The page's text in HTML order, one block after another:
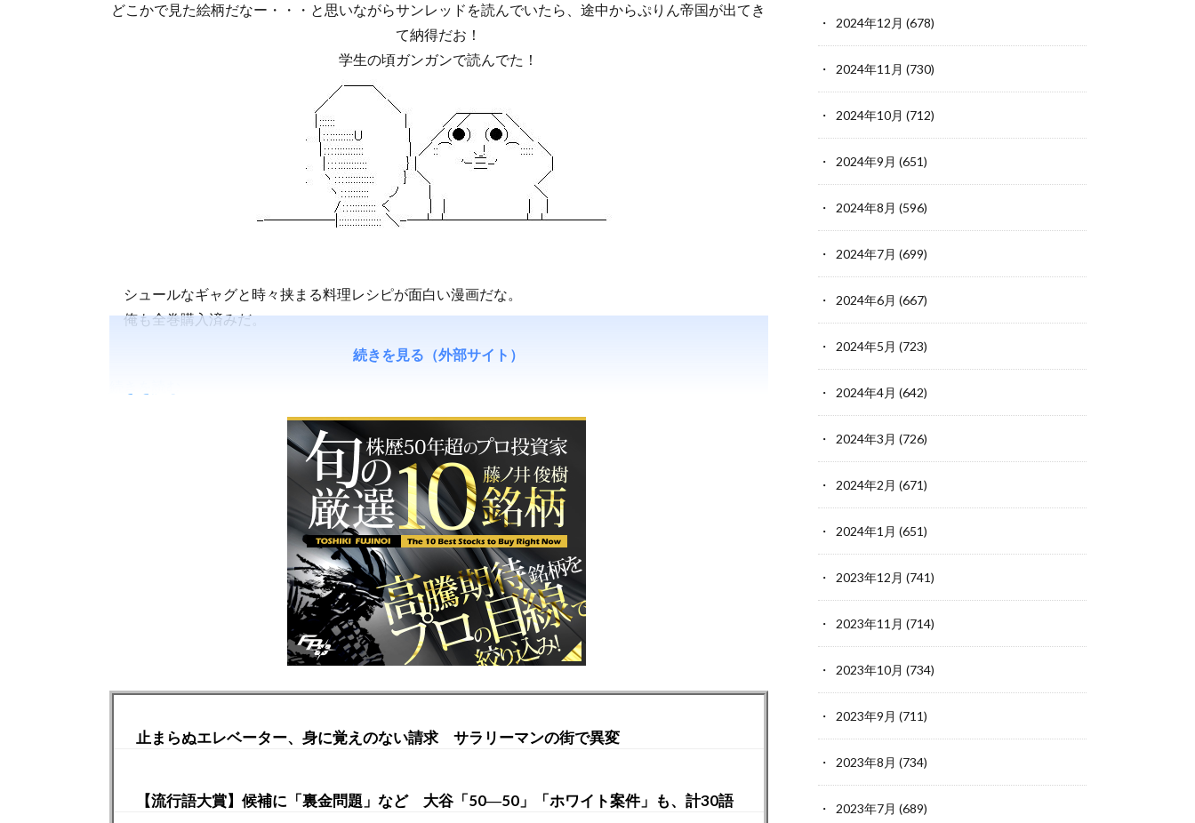
どこかで見た絵柄だなー・・・と思いながらサンレッドを読んでいたら、途中からぷりん帝国が出てき
て納得だお！
学生の頃ガンガンで読んでた！
シュールなギャグと時々挟まる料理レシピが面白い漫画だな。
俺も全巻購入済みだ。
続きを見る（外部サイト）
止まらぬエレベーター、身に覚えのない請求 サラリーマンの街で異変
【流行語大賞】候補に「裏金問題」など 大谷「50―50」「ホワイト案件」も、計30語
2024年12月 (678)
2024年11月 (730)
2024年10月 (712)
2024年9月 (651)
2024年8月 (596)
2024年7月 (699)
2024年6月 (667)
2024年5月 (723)
2024年4月 (642)
2024年3月 (726)
2024年2月 (671)
2024年1月 (651)
2023年12月 (741)
2023年11月 (714)
2023年10月 (734)
2023年9月 (711)
2023年8月 (734)
2023年7月 (689)